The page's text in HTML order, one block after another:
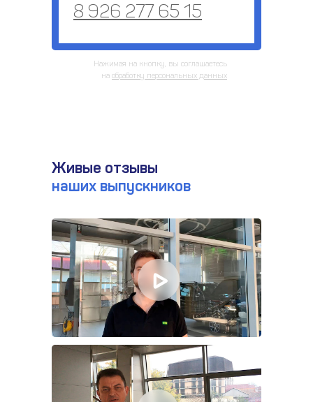
Нажимая на кнопку, вы соглашаетесь
на обработку персональных данных
8 926 277 65 15
Живые отзывы
наших выпускников